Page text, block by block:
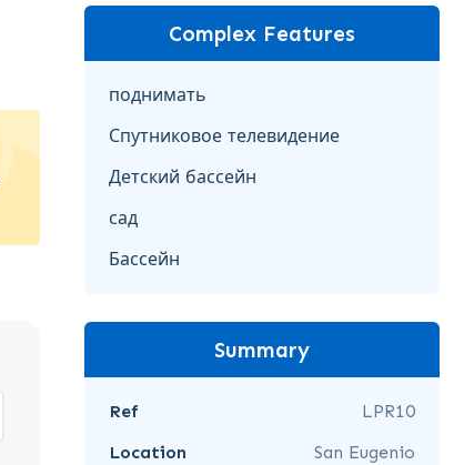
Complex Features
поднимать
Спутниковое телевидение
Детский бассейн
сад
Бассейн
Summary
Ref
LPR10
Location
San Eugenio